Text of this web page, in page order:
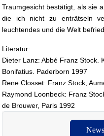
Traumgesicht bestätigt, als sie
die ich nicht zu enträtseln
leuchtendes und die Welt
Literatur:
Dieter Lanz: Abbé Franz Stock.
Bonifatius. Paderborn 1997
Rene Closset: Franz Stock,
Raymond Loonbeck: Franz
de Brouwer, Paris 1992